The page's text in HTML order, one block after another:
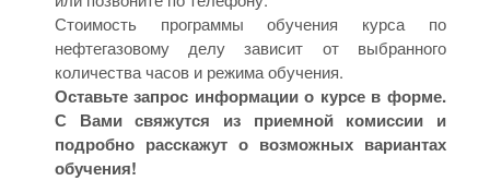
Стоимость программы обучения курса по
нефтегазовому делу зависит от выбранного
количества часов и режима обучения.
Оставьте запрос информации о курсе в форме.
С Вами свяжутся из приемной комиссии и
подробно расскажут о возможных вариантах
обучения!